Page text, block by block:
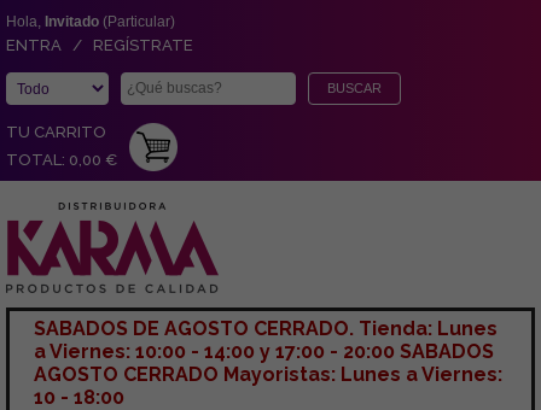
Hola, Invitado (Particular)
ENTRA / REGÍSTRATE
TU CARRITO
TOTAL: 0,00 €
SABADOS DE AGOSTO CERRADO. Tienda: Lunes
a Viernes: 10:00 - 14:00 y 17:00 - 20:00 SABADOS
AGOSTO CERRADO Mayoristas: Lunes a Viernes:
10 - 18:00